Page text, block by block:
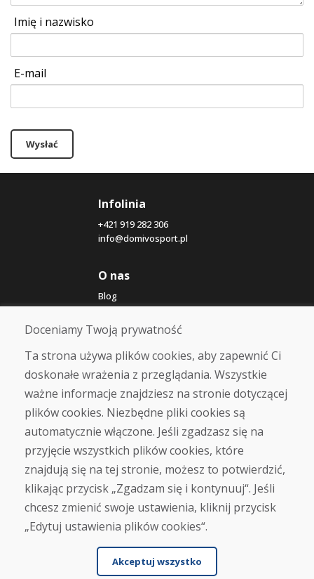
Imię i nazwisko
E-mail
Wysłać
Infolinia
+421 919 282 306
info@domivosport.pl
O nas
Blog
O nas
Sklep
Kontakt
Zakup
Sklep internetowy
Warunki handlowe
Transport
Zapłata
Skarga
Zwrot i wymiana towaru
Ochrona danych osobowych
Cookies
Doceniamy Twoją prywatność
Ta strona używa plików cookies, aby zapewnić Ci
doskonałe wrażenia z przeglądania. Wszystkie
ważne informacje znajdziesz na stronie dotyczącej
plików cookies. Niezbędne pliki cookies są
automatycznie włączone. Jeśli zgadzasz się na
przyjęcie wszystkich plików cookies, które
znajdują się na tej stronie, możesz to potwierdzić,
klikając przycisk „Zgadzam się i kontynuuj“. Jeśli
chcesz zmienić swoje ustawienia, kliknij przycisk
„Edytuj ustawienia plików cookies“.
Akceptuj wszystko